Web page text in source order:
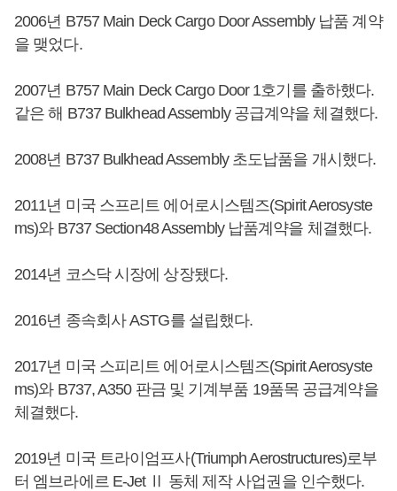
2006년 B757 Main Deck Cargo Door Assembly 납품 계약
을 맺었다.
2007년 B757 Main Deck Cargo Door 1호기를 출하했다.
같은 해 B737 Bulkhead Assembly 공급계약을 체결했다.
2008년 B737 Bulkhead Assembly 초도납품을 개시했다.
2011년 미국 스프리트 에어로시스템즈(Spirit Aerosyste
ms)와 B737 Section48 Assembly 납품계약을 체결했다.
2014년 코스닥 시장에 상장됐다.
2016년 종속회사 ASTG를 설립했다.
2017년 미국 스피리트 에어로시스템즈(Spirit Aerosyste
ms)와 B737, A350 판금 및 기계부품 19품목 공급계약을
체결했다.
2019년 미국 트라이엄프사(Triumph Aerostructures)로부
터 엠브라에르 E-Jet Ⅱ 동체 제작 사업권을 인수했다.